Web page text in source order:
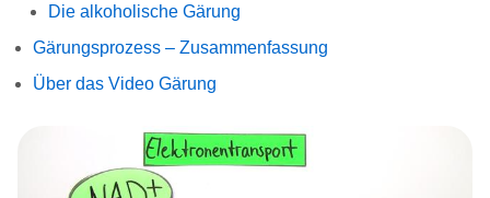
Die alkoholische Gärung
Gärungsprozess – Zusammenfassung
Über das Video Gärung